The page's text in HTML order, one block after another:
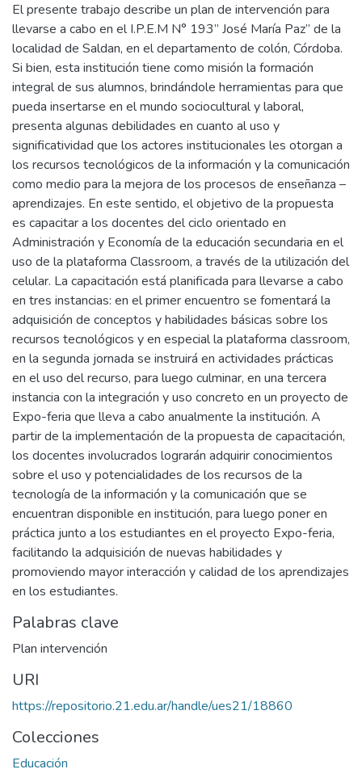
El presente trabajo describe un plan de intervención para
llevarse a cabo en el I.P.E.M N° 193” José María Paz” de la
localidad de Saldan, en el departamento de colón, Córdoba.
Si bien, esta institución tiene como misión la formación
integral de sus alumnos, brindándole herramientas para que
pueda insertarse en el mundo sociocultural y laboral,
presenta algunas debilidades en cuanto al uso y
significatividad que los actores institucionales les otorgan a
los recursos tecnológicos de la información y la comunicación
como medio para la mejora de los procesos de enseñanza –
aprendizajes. En este sentido, el objetivo de la propuesta
es capacitar a los docentes del ciclo orientado en
Administración y Economía de la educación secundaria en el
uso de la plataforma Classroom, a través de la utilización del
celular. La capacitación está planificada para llevarse a cabo
en tres instancias: en el primer encuentro se fomentará la
adquisición de conceptos y habilidades básicas sobre los
recursos tecnológicos y en especial la plataforma classroom,
en la segunda jornada se instruirá en actividades prácticas
en el uso del recurso, para luego culminar, en una tercera
instancia con la integración y uso concreto en un proyecto de
Expo-feria que lleva a cabo anualmente la institución. A
partir de la implementación de la propuesta de capacitación,
los docentes involucrados lograrán adquirir conocimientos
sobre el uso y potencialidades de los recursos de la
tecnología de la información y la comunicación que se
encuentran disponible en institución, para luego poner en
práctica junto a los estudiantes en el proyecto Expo-feria,
facilitando la adquisición de nuevas habilidades y
promoviendo mayor interacción y calidad de los aprendizajes
en los estudiantes.
Palabras clave
Plan intervención
URI
https://repositorio.21.edu.ar/handle/ues21/18860
Colecciones
Educación